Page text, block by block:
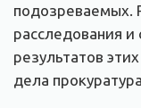
подозреваемых.
расследования и
результатов
дела